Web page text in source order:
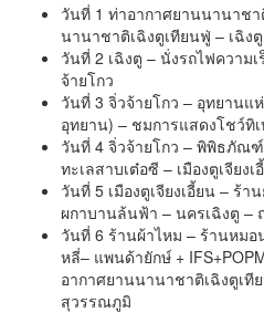
วันที่ 1 ท่าอากาศยานนานาช
นานาชาติเฉิงตูเทียนฟู่ – เฉิง
วันที่ 2 เฉิงตู – นั่งรถไฟความ
จ้ายโกว
วันที่ 3 จิ่วจ้ายโกว – อุทยานแ
อุทยาน) – ชมการแสดงโชว์ทิ
วันที่ 4 จิ่วจ้ายโกว – พิพิธภัณ
ทะเลสาบเต๋อซี – เมืองตูเจีย
วันที่ 5 เมืองตูเจียงเอี้ยน – ร้
ผกาบานล้นฟ้า – นครเฉิงตู
วันที่ 6 ร้านผ้าไหม – ร้านหม
หลี่– แพนด้ายักษ์ +
อากาศยานนานาชาติเฉิงตูเ
สุวรรณภูมิ